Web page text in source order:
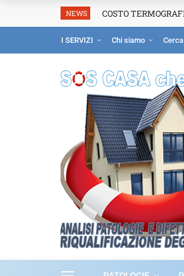
NEWS COSTO
I SERVIZI Chi siamo Cerca